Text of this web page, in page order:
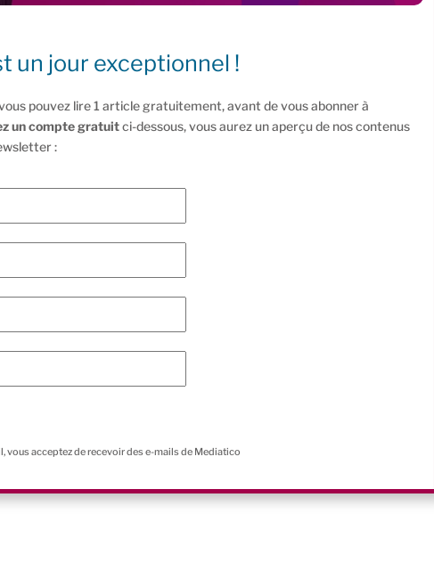
un jour exceptionnel !
pouvez lire 1 article gratuitement, avant de vous abonner à
un compte gratuitci-dessous, vous aurez un aperçu de nos contenus
:
vous acceptez de recevoir des e-mails de Mediatico